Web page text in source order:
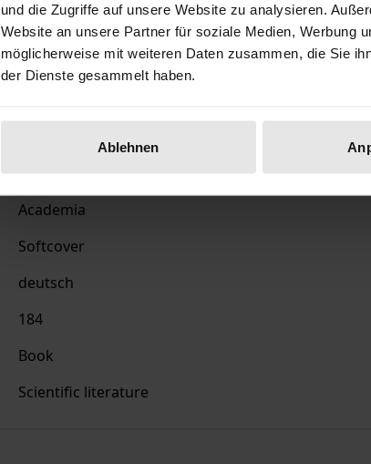
und die Zugriffe auf unsere Website zu analysieren.
Website an unsere Partner für soziale Medien, Werbung
möglicherweise mit weiteren Daten zusammen, die Sie
der Dienste gesammelt haben.
Ablehnen
1
978-3-88345-743-7
1998
Academia
Softcover
deutsch
184
Book
Scientific literature